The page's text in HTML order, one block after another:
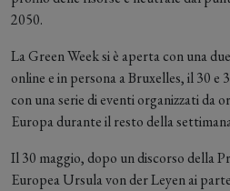
2050.
La Green Week si è aperta con una
online e in persona a Bruxelles, il 30 e
con una serie di eventi organizzati da
Europa durante il resto della
Il 30 maggio, dopo un discorso della
Europea Ursula von der Leyen ai